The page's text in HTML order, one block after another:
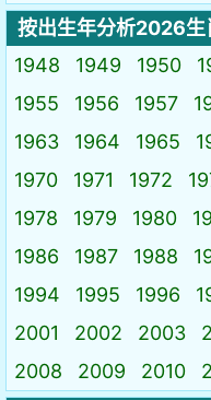
按出生年分析2026生
1948
1949 1950
1955
1956 1957
1963
1964 1965
1970
1971 1972
1978
1979 1980
1986
1987 1988
1994
1995 1996
2001
2002 2003
2008
2009 2010